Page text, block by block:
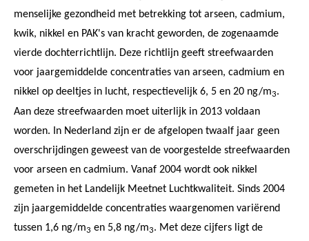
menselijke gezondheid met betrekking tot arseen, cadmium,
kwik, nikkel en PAK's van kracht geworden, de zogenaamde
vierde dochterrichtlijn. Deze richtlijn geeft streefwaarden
voor jaargemiddelde concentraties van arseen, cadmium en
nikkel op deeltjes in lucht, respectievelijk 6, 5 en 20 ng/m3.
Aan deze streefwaarden moet uiterlijk in 2013 voldaan
worden. In Nederland zijn er de afgelopen twaalf jaar geen
overschrijdingen geweest van de voorgestelde streefwaarden
voor arseen en cadmium. Vanaf 2004 wordt ook nikkel
gemeten in het Landelijk Meetnet Luchtkwaliteit. Sinds 2004
zijn jaargemiddelde concentraties waargenomen variërend
tussen 1,6 ng/m3 en 5,8 ng/m3. Met deze cijfers ligt de